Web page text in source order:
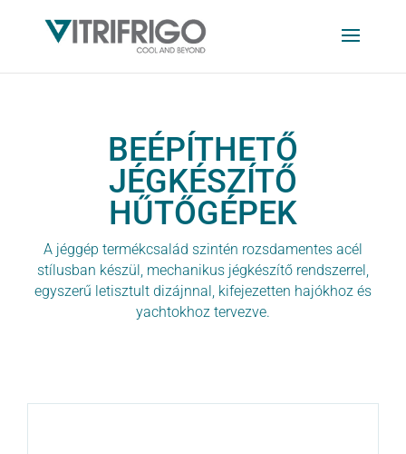
BEÉPÍTHETŐ
JÉGKÉSZÍTŐ
HŰTŐGÉPEK
A jéggép termékcsalád szintén rozsdamentes acél
stílusban készül, mechanikus jégkészítő rendszerrel,
egyszerű letisztult dizájnnal, kifejezetten hajókhoz és
yachtokhoz tervezve.